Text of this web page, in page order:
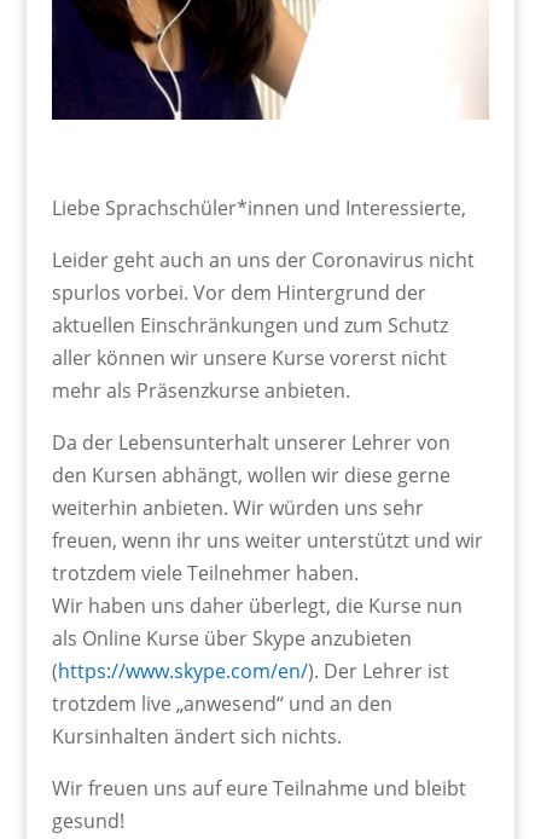
Liebe Sprachschüler*innen und Interessierte,
Leider geht auch an uns der Coronavirus nicht
spurlos vorbei. Vor dem Hintergrund der
aktuellen Einschränkungen und zum Schutz
aller können wir unsere Kurse vorerst nicht
mehr als Präsenzkurse anbieten.
Da der Lebensunterhalt unserer Lehrer von
den Kursen abhängt, wollen wir diese gerne
weiterhin anbieten. Wir würden uns sehr
freuen, wenn ihr uns weiter unterstützt und wir
trotzdem viele Teilnehmer haben.
Wir haben uns daher überlegt, die Kurse nun
als Online Kurse über Skype anzubieten
(https://www.skype.com/en/). Der Lehrer ist
trotzdem live „anwesend“ und an den
Kursinhalten ändert sich nichts.
Wir freuen uns auf eure Teilnahme und bleibt
gesund!